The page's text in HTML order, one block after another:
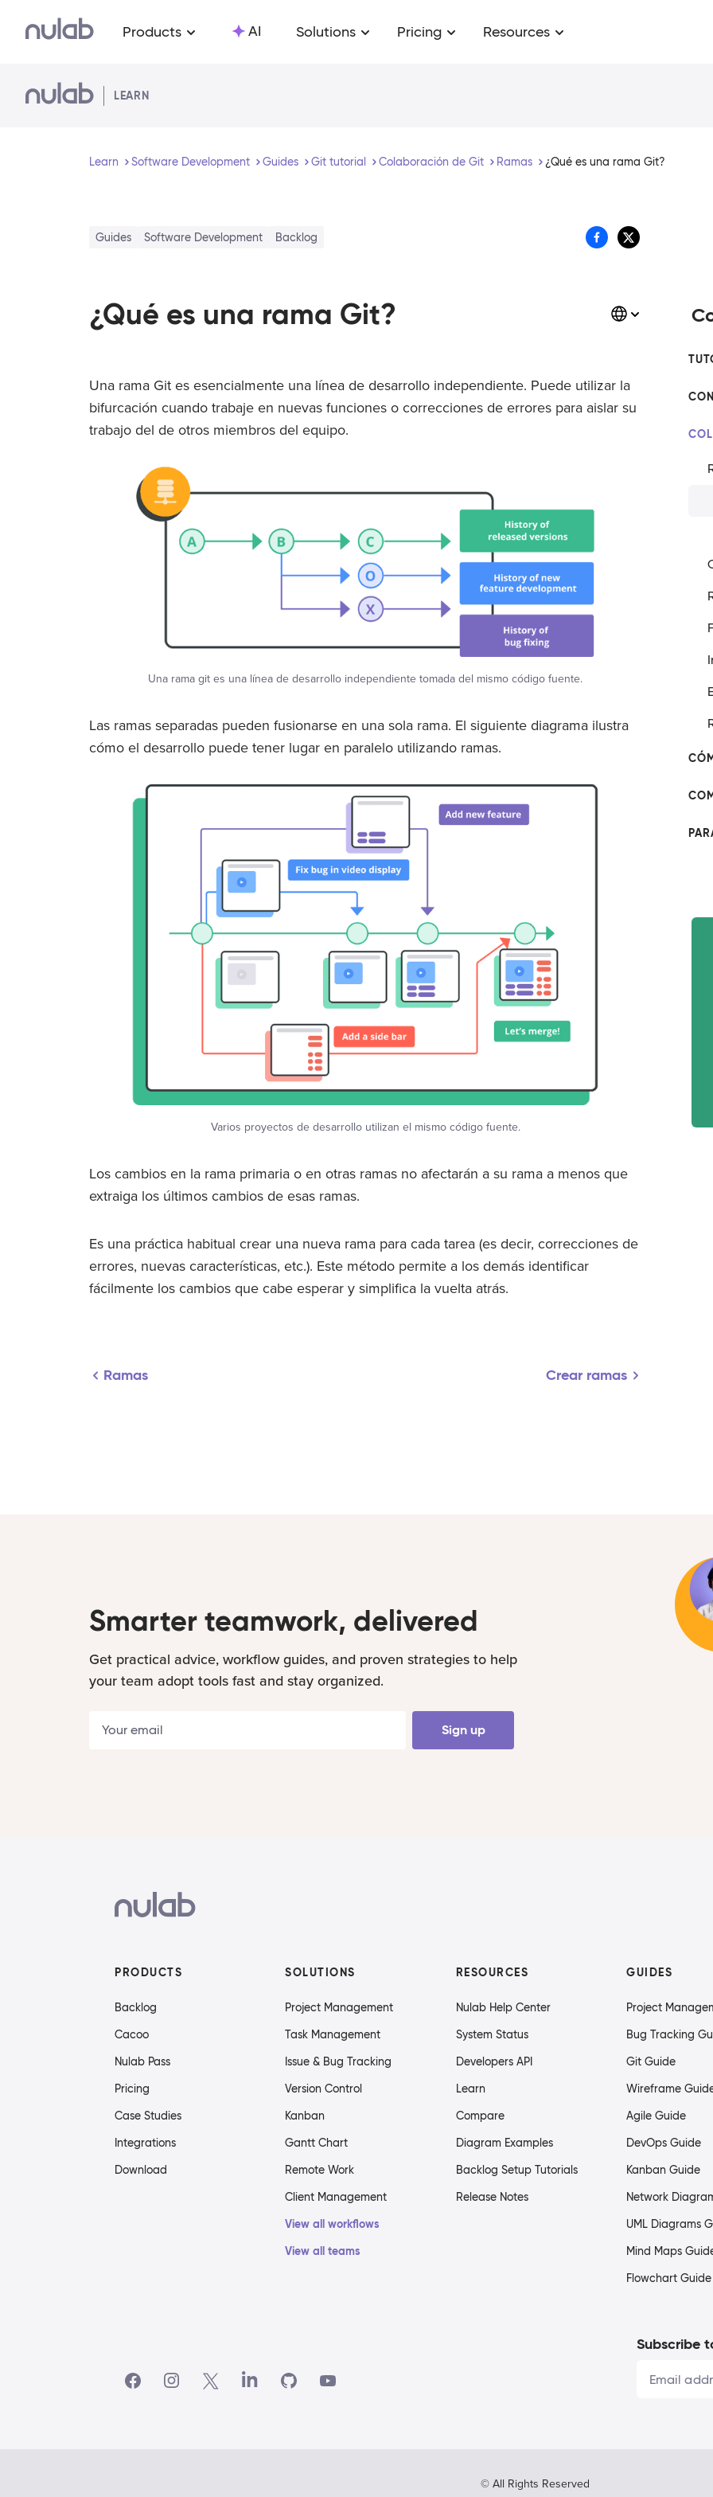
Products AI Solutions Pricing Resources
LEARN
Learn Software Development Guides Git tutorial Colaboración de Git Ramas ¿Qué es una rama Git?
Guides Software Development Backlog
¿Qué es una rama Git?
Una rama Git es esencialmente una línea de desarrollo independiente. Puede utilizar la
bifurcación cuando trabaje en nuevas funciones o correcciones de errores para aislar su
trabajo del de otros miembros del equipo.
Una rama git es una línea de desarrollo independiente tomada del mismo código fuente.
Las ramas separadas pueden fusionarse en una sola rama. El siguiente diagrama ilustra
cómo el desarrollo puede tener lugar en paralelo utilizando ramas.
Varios proyectos de desarrollo utilizan el mismo código fuente.
Los cambios en la rama primaria o en otras ramas no afectarán a su rama a menos que
extraiga los últimos cambios de esas ramas.
Es una práctica habitual crear una nueva rama para cada tarea (es decir, correcciones de
errores, nuevas características, etc.). Este método permite a los demás identificar
fácilmente los cambios que cabe esperar y simplifica la vuelta atrás.
Ramas Crear ramas
Smarter teamwork, delivered
Get practical advice, workflow guides, and proven strategies to help
your team adopt tools fast and stay organized.
Sign up
PRODUCTS
Backlog
Cacoo
Nulab Pass
Pricing
Case Studies
Integrations
Download
SOLUTIONS
Project Management
Task Management
Issue & Bug Tracking
Version Control
Kanban
Gantt Chart
Remote Work
Client Management
View all workflows
View all teams
RESOURCES
Nulab Help Center
System Status
Developers API
Learn
Compare
Diagram Examples
Backlog Setup Tutorials
Release Notes
GUIDES
Project
Bug Tracking
Git Guide
Wireframe
Agile Guide
DevOps Guide
Kanban Guide
Network
UML Diagrams
Mind Maps
Flowchart Guide
Subscribe
© All Rights Reserved